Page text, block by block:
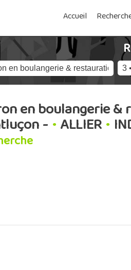
Accueil
en boulangerie &
- •ALLIER •